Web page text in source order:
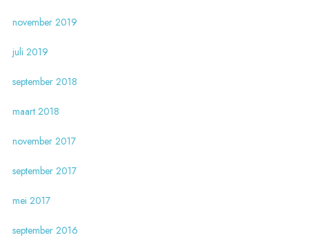
november 2019
juli 2019
september 2018
maart 2018
november 2017
september 2017
mei 2017
september 2016